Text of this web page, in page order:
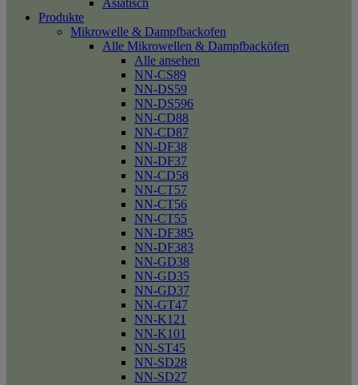
Asiatisch
Produkte
Mikrowelle & Dampfbackofen
Alle Mikrowellen & Dampfbacköfen
Alle ansehen
NN-CS89
NN-DS59
NN-DS596
NN-CD88
NN-CD87
NN-DF38
NN-DF37
NN-CD58
NN-CT57
NN-CT56
NN-CT55
NN-DF385
NN-DF383
NN-GD38
NN-GD35
NN-GD37
NN-GT47
NN-K121
NN-K101
NN-ST45
NN-SD28
NN-SD27